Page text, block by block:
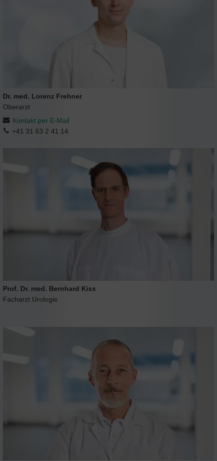
Dr. med. Lorenz Frehner
Oberarzt
Kontakt per E-Mail
+41 31 63 2 41 14
Prof. Dr. med. Bernhard Kiss
Facharzt Urologie